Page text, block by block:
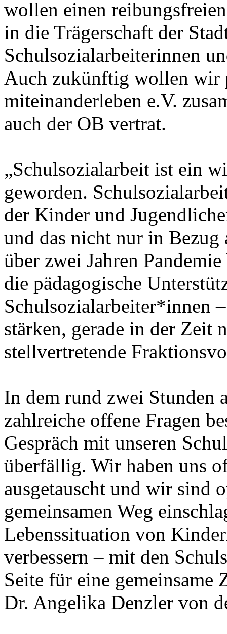
wollen einen
in die Trägerschaft der
Schulsozialarbeiterinnen
Auch zukünftig wollen wir
miteinanderleben e.V.
auch der OB vertrat.
„Schulsozialarbeit ist ein
geworden.
der Kinder und
und das nicht nur in Bezug
über zwei Jahren
die pädagogische
Schulsozialarbeiter*innen
stärken, gerade in der Zeit
stellvertretende
In dem rund zwei Stunden
zahlreiche offene Fragen
Gespräch mit unseren
überfällig. Wir haben uns
ausgetauscht und wir sind
gemeinsamen Weg
Lebenssituation von
verbessern – mit den
Seite für eine
Dr. Angelika Denzler von